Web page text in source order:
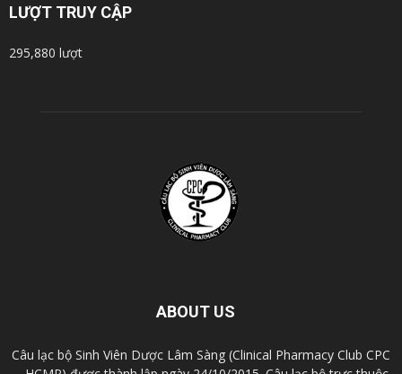
LƯỢT TRUY CẬP
295,880 lượt
ABOUT US
Câu lạc bộ Sinh Viên Dược Lâm Sàng (Clinical Pharmacy Club CPC